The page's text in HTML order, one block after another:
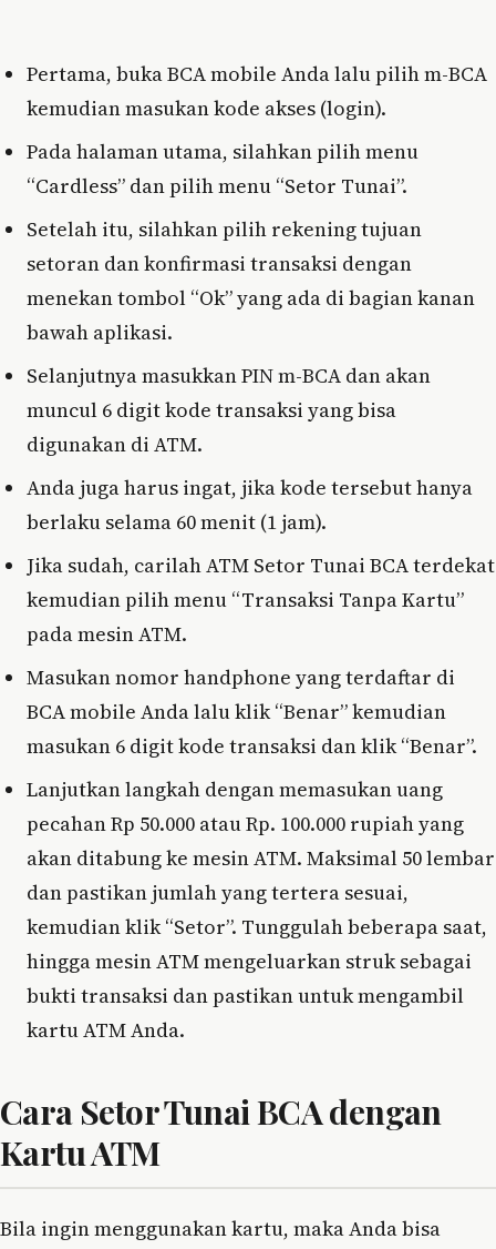
Pertama, buka BCA mobile Anda lalu pilih m-BCA
kemudian masukan kode akses (login).
Pada halaman utama, silahkan pilih menu
“Cardless” dan pilih menu “Setor Tunai”.
Setelah itu, silahkan pilih rekening tujuan
setoran dan konfirmasi transaksi dengan
menekan tombol “Ok” yang ada di bagian kanan
bawah aplikasi.
Selanjutnya masukkan PIN m-BCA dan akan
muncul 6 digit kode transaksi yang bisa
digunakan di ATM.
Anda juga harus ingat, jika kode tersebut hanya
berlaku selama 60 menit (1 jam).
Jika sudah, carilah ATM Setor Tunai BCA terdekat
kemudian pilih menu “Transaksi Tanpa Kartu”
pada mesin ATM.
Masukan nomor handphone yang terdaftar di
BCA mobile Anda lalu klik “Benar” kemudian
masukan 6 digit kode transaksi dan klik “Benar”.
Lanjutkan langkah dengan memasukan uang
pecahan Rp 50.000 atau Rp. 100.000 rupiah yang
akan ditabung ke mesin ATM. Maksimal 50 lembar
dan pastikan jumlah yang tertera sesuai,
kemudian klik “Setor”. Tunggulah beberapa saat,
hingga mesin ATM mengeluarkan struk sebagai
bukti transaksi dan pastikan untuk mengambil
kartu ATM Anda.
Cara Setor Tunai BCA dengan
Kartu ATM
Bila ingin menggunakan kartu, maka Anda bisa